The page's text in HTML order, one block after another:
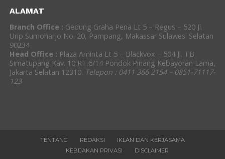
ALAMAT
Branch Office : Gedung Graha Pena Lt 5 – Regus – 520 Jl.
Urip Sumoharjo No. 20, Pampang, Makassar Sulawesi Selatan
90234
Head Office : Plaza Aminta Lt 5 – Blackvox – 504 Jl. TB
Simatupang Kav. 10 RT.6/14 Pondok Pinang Kebayoran Lama,
Jakarta Selatan 12310. Telepon : 0411 366 2154 – 0851-71117-
123
TENTANG REDAKSI
IKLAN DAN KERJASAMA
KEBIJAKAN PRIVASI
DISCLAIMER